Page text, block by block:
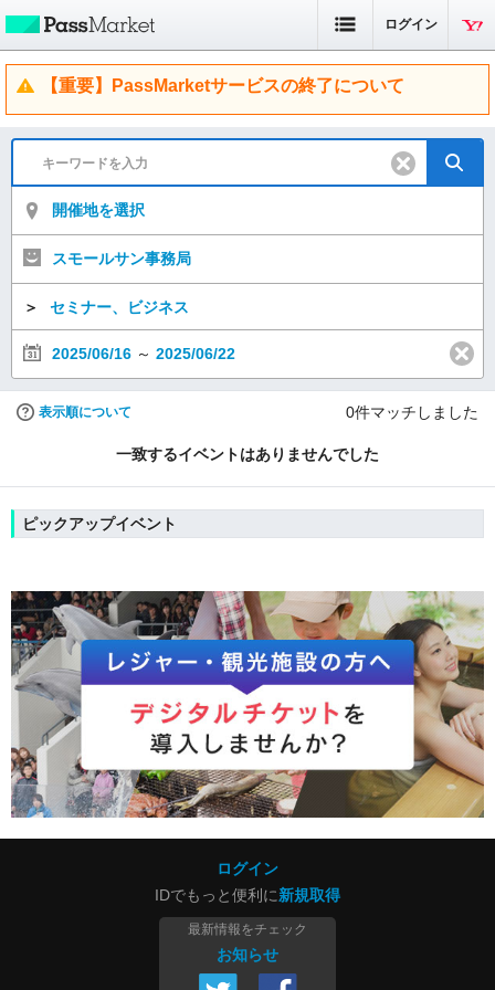
ログイン
【重要】PassMarketサービスの終了について
開催地を選択
スモールサン事務局
＞ セミナー、ビジネス
2025/06/16 ～ 2025/06/22
表示順について 0件マッチしました
一致するイベントはありませんでした
ピックアップイベント
ログイン
IDでもっと便利に新規取得
最新情報をチェック
お知らせ